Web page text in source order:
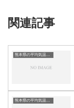
関連記事
熊本県の平均気温まとめ
熊本県の平均気温まとめ